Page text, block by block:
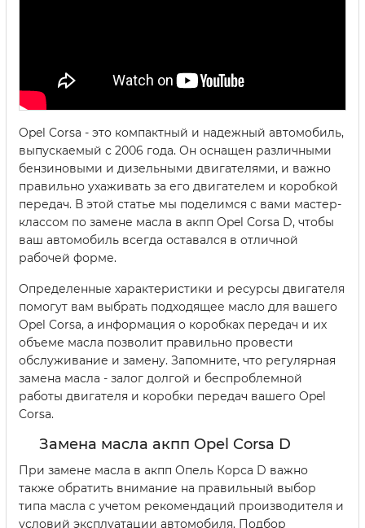
Opel Corsa - это компактный и надежный автомобиль,
выпускаемый с 2006 года. Он оснащен различными
бензиновыми и дизельными двигателями, и важно
правильно ухаживать за его двигателем и коробкой
передач. В этой статье мы поделимся с вами мастер-
классом по замене масла в акпп Opel Corsa D, чтобы
ваш автомобиль всегда оставался в отличной
рабочей форме.
Определенные характеристики и ресурсы двигателя
помогут вам выбрать подходящее масло для вашего
Opel Corsa, а информация о коробках передач и их
объеме масла позволит правильно провести
обслуживание и замену. Запомните, что регулярная
замена масла - залог долгой и беспроблемной
работы двигателя и коробки передач вашего Opel
Corsa.
Замена масла акпп Opel Corsa D
При замене масла в акпп Опель Корса D важно
также обратить внимание на правильный выбор
типа масла с учетом рекомендаций производителя и
условий эксплуатации автомобиля. Подбор